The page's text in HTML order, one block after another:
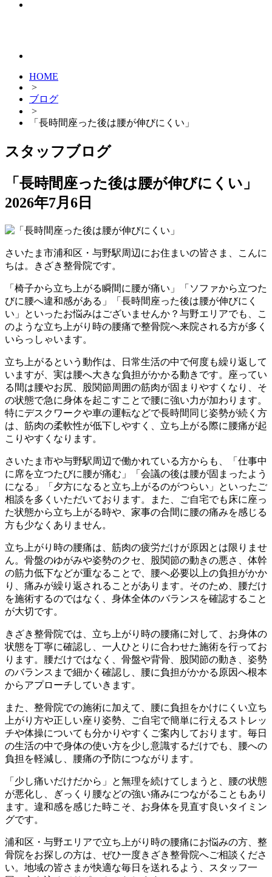
HOME
>
ブログ
>
「長時間座った後は腰が伸びにくい」
スタッフブログ
「長時間座った後は腰が伸びにくい」
2026年7月6日
さいたま市浦和区・与野駅周辺にお住まいの皆さま、こんに
ちは。きざき整骨院です。
「椅子から立ち上がる瞬間に腰が痛い」「ソファから立つた
びに腰へ違和感がある」「長時間座った後は腰が伸びにく
い」といったお悩みはございませんか？与野エリアでも、こ
のような立ち上がり時の腰痛で整骨院へ来院される方が多く
いらっしゃいます。
立ち上がるという動作は、日常生活の中で何度も繰り返して
いますが、実は腰へ大きな負担がかかる動きです。座ってい
る間は腰やお尻、股関節周囲の筋肉が固まりやすくなり、そ
の状態で急に身体を起こすことで腰に強い力が加わります。
特にデスクワークや車の運転などで長時間同じ姿勢が続く方
は、筋肉の柔軟性が低下しやすく、立ち上がる際に腰痛が起
こりやすくなります。
さいたま市や与野駅周辺で働かれている方からも、「仕事中
に席を立つたびに腰が痛む」「会議の後は腰が固まったよう
になる」「夕方になると立ち上がるのがつらい」といったご
相談を多くいただいております。また、ご自宅でも床に座っ
た状態から立ち上がる時や、家事の合間に腰の痛みを感じる
方も少なくありません。
立ち上がり時の腰痛は、筋肉の疲労だけが原因とは限りませ
ん。骨盤のゆがみや姿勢のクセ、股関節の動きの悪さ、体幹
の筋力低下などが重なることで、腰へ必要以上の負担がかか
り、痛みが繰り返されることがあります。そのため、腰だけ
を施術するのではなく、身体全体のバランスを確認すること
が大切です。
きざき整骨院では、立ち上がり時の腰痛に対して、お身体の
状態を丁寧に確認し、一人ひとりに合わせた施術を行ってお
ります。腰だけではなく、骨盤や背骨、股関節の動き、姿勢
のバランスまで細かく確認し、腰に負担がかかる原因へ根本
からアプローチしていきます。
また、整骨院での施術に加えて、腰に負担をかけにくい立ち
上がり方や正しい座り姿勢、ご自宅で簡単に行えるストレッ
チや体操についても分かりやすくご案内しております。毎日
の生活の中で身体の使い方を少し意識するだけでも、腰への
負担を軽減し、腰痛の予防につながります。
「少し痛いだけだから」と無理を続けてしまうと、腰の状態
が悪化し、ぎっくり腰などの強い痛みにつながることもあり
ます。違和感を感じた時こそ、お身体を見直す良いタイミン
グです。
浦和区・与野エリアで立ち上がり時の腰痛にお悩みの方、整
骨院をお探しの方は、ぜひ一度きざき整骨院へご相談くださ
い。地域の皆さまが快適な毎日を送れるよう、スタッフ一